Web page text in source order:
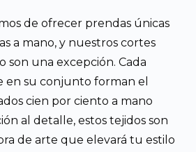
de ofrecer prendas únicas
a mano, y nuestros cortes
son una excepción. Cada
en su conjunto forman el
cien por ciento a mano
al detalle, estos tejidos son
de arte que elevará tu estilo